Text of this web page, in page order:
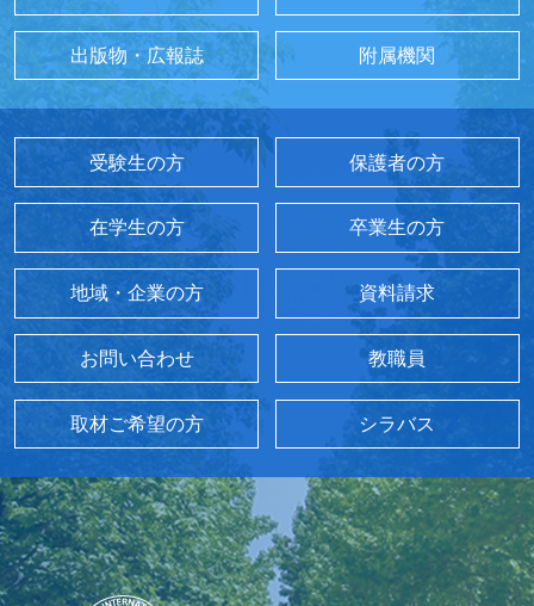
出版物・広報誌 附属機関
受験生の方 保護者の方
在学生の方 卒業生の方
地域・企業の方 資料請求
お問い合わせ 教職員
取材ご希望の方 シラバス